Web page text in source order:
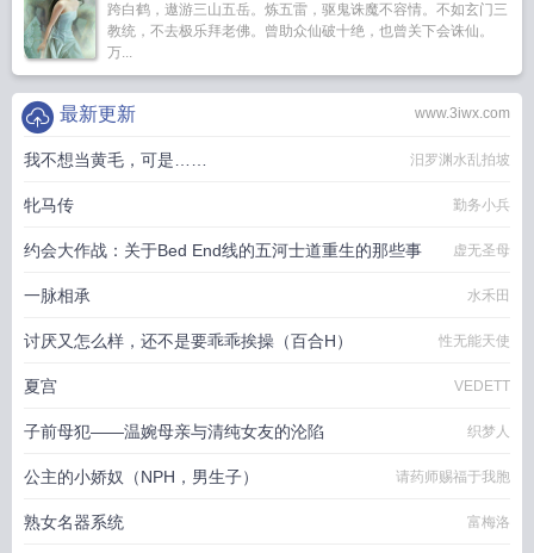
跨白鹤，遨游三山五岳。炼五雷，驱鬼诛魔不容情。不如玄门三
教统，不去极乐拜老佛。曾助众仙破十绝，也曾关下会诛仙。
万...
www.3iwx.com
最新更新
我不想当黄毛，可是…… 汨罗渊水乱拍坡
牝马传 勤务小兵
约会大作战：关于Bed End线的五河士道重生的那些事 虚无圣母
一脉相承 水禾田
讨厌又怎么样，还不是要乖乖挨操（百合H） 性无能天使
夏宫 VEDETT
子前母犯——温婉母亲与清纯女友的沦陷 织梦人
公主的小娇奴（NPH，男生子） 请药师赐福于我胞
熟女名器系统 富梅洛